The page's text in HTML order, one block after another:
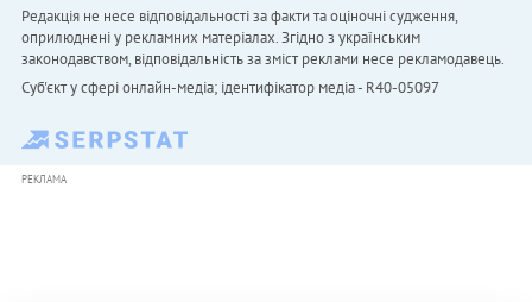
Редакція не несе відповідальності за факти та оціночні судження,
оприлюднені у рекламних матеріалах. Згідно з українським
законодавством, відповідальність за зміст реклами несе рекламодавець.
Cуб'єкт у сфері онлайн-медіа; ідентифікатор медіа - R40-05097
РЕКЛАМА